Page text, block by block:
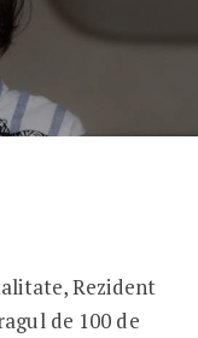
Rezident:
Rezident
de 100 de